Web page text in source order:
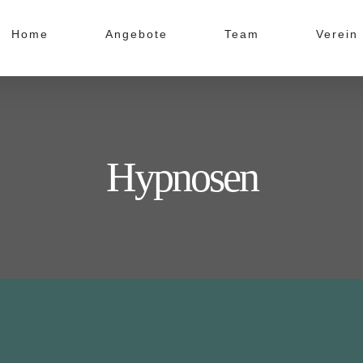
Home Angebote Team Verein
Hypnosen